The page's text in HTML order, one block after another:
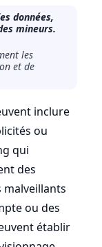
données,
mineurs.
les
et de
inclure
ou
qui
des
malveillants
ou des
établir